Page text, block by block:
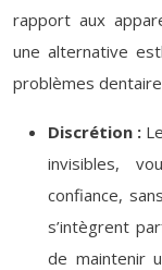
rapport aux
une alternative
problèmes
Discrétion :
invisibles,
confiance,
s’intègrent
de maintenir